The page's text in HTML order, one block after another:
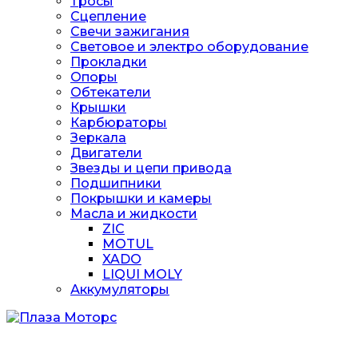
Сцепление
Свечи зажигания
Световое и электро оборудование
Прокладки
Опоры
Обтекатели
Крышки
Карбюраторы
Зеркала
Двигатели
Звезды и цепи привода
Подшипники
Покрышки и камеры
Масла и жидкости
ZIC
MOTUL
XADO
LIQUI MOLY
Аккумуляторы